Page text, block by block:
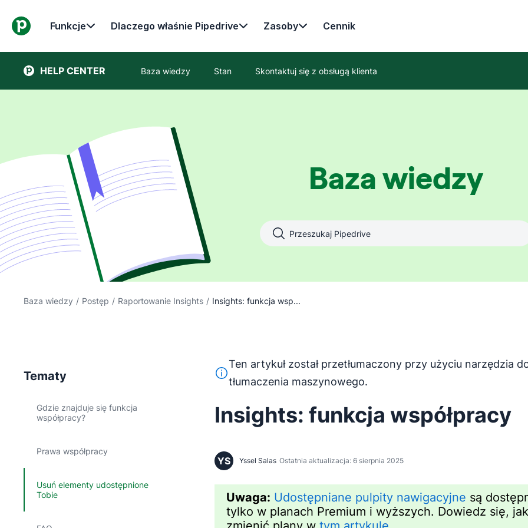
Funkcje Dlaczego właśnie Pipedrive Zasoby Cennik
HELP CENTER Baza wiedzy Stan Skontaktuj się z obsługą klienta
Baza wiedzy
Baza wiedzy / Postęp / Raportowanie Insights / Insights: funkcja wsp...
Tematy
Gdzie znajduje się funkcja
współpracy?
Prawa współpracy
Usuń elementy udostępnione
Tobie
Ten tekst został przetłumaczony z języka angielskiego za pomocą
Ten artykuł został przetłumaczony przy użyciu narzędzia
tłumaczenia maszynowego.
Insights: funkcja współpracy
YS Yssel Salas Ostatnia aktualizacja: 6 sierpnia 2025
Uwaga: Udostępniane pulpity nawigacyjne są
tylko w planach Premium i wyższych. Dowiedz się, jak